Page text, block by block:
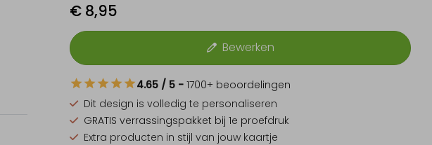
€ 8,95
Bewerken
4.65 / 5 - 1700+ beoordelingen
Dit design is volledig te personaliseren
GRATIS verrassingspakket bij 1e proefdruk
Extra producten in stijl van jouw kaartje